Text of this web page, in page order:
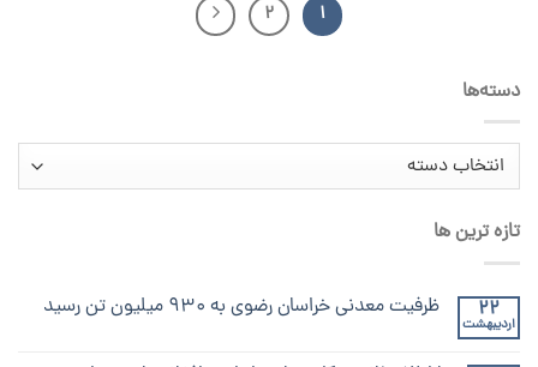
دسته‌ها
دسته‌ها
تازه ترین ها
22
اردیبهشت
ظرفیت معدنی خراسان رضوی به ۹۳۰ میلیون تن رسید
1
2